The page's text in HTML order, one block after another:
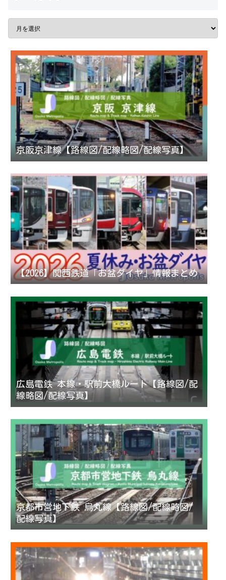
京阪京津線【路線図/配線略図/配線写真】
【2026】関西鉄道「お盆ダイヤ」情報まとめ
広島電鉄 本線・駅前大橋ルート【路線図/配
線略図/配線写真】
京都市営地下鉄 烏丸線【路線図/配線略図/
配線写真】